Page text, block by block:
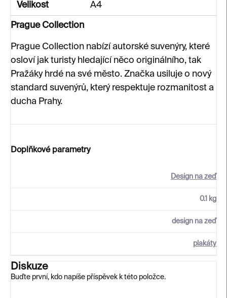
Velikost A4
Prague Collection
Prague Collection nabízí autorské suvenýry, které
osloví jak turisty hledající něco originálního, tak
Pražáky hrdé na své město. Značka usiluje o nový
standard suvenýrů, který respektuje rozmanitost a
ducha Prahy.
Doplňkové parametry
Design na zeď
0.1 kg
design na zeď
plakáty
Diskuze
Buďte první, kdo napíše příspěvek k této položce.